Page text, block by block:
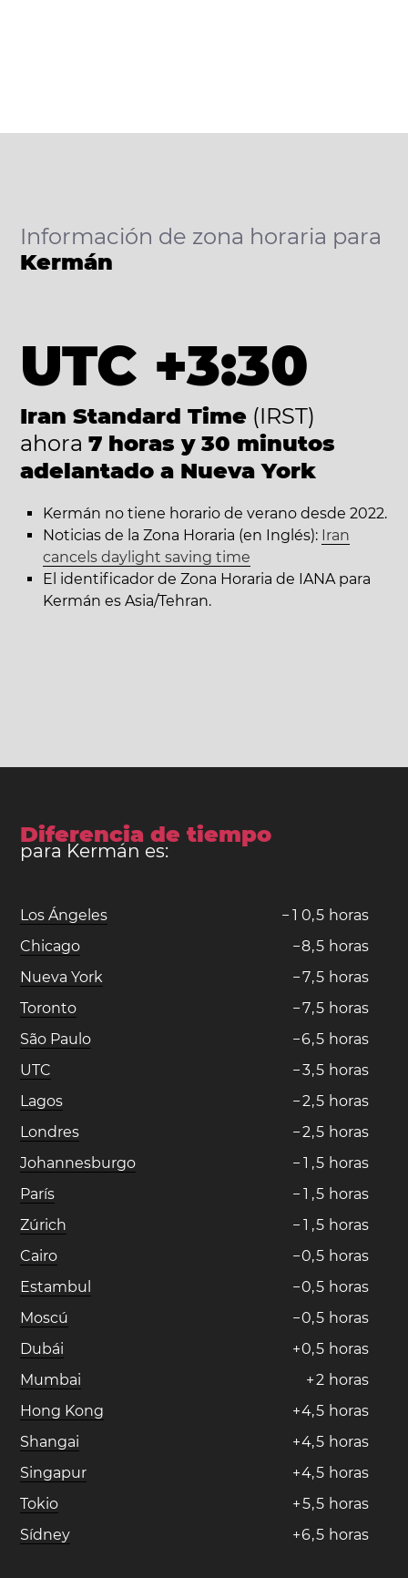
Información de zona horaria para
Kermán
UTC +3:30
Iran Standard Time (IRST)
ahora 7 horas y 30 minutos
adelantado a Nueva York
Kermán no tiene horario de verano desde 2022.
Noticias de la Zona Horaria (en Inglés): Iran
cancels daylight saving time
El identificador de Zona Horaria de IANA para
Kermán es Asia/Tehran.
Diferencia de tiempo
para Kermán es:
Los Ángeles − 1 0,5 horas
Chicago
−8,5 horas
Nueva York
−7,5 horas
Toronto
−7,5 horas
São Paulo
−6,5 horas
UTC
−3,5 horas
Lagos
−2,5 horas
Londres
−2,5 horas
Johannesburgo
− 1 ,5 horas
París
− 1 ,5 horas
Zúrich
− 1 ,5 horas
Cairo
−0,5 horas
Estambul
−0,5 horas
Moscú
−0,5 horas
Dubái
+0,5 horas
Mumbai
+2 horas
Hong Kong
+4,5 horas
Shangai
+4,5 horas
Singapur
+4,5 horas
Tokio
+5,5 horas
Sídney
+6,5 horas